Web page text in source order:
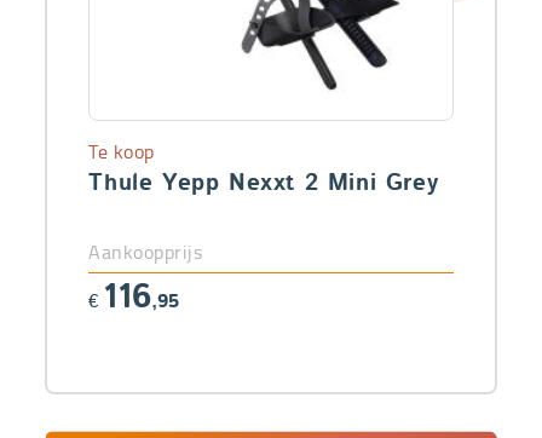
Thule Yepp Nexxt 2 Mini Grey
Te koop
Aankoopprijs
€ 116,95